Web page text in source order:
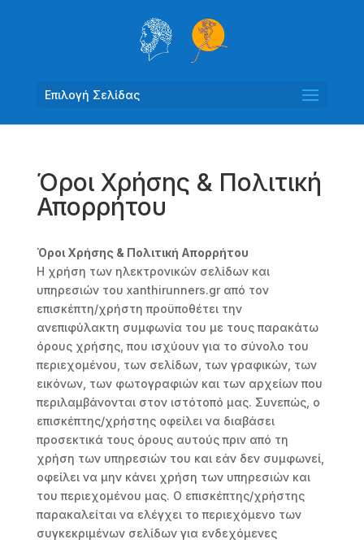
Επιλογή Σελίδας
Όροι Χρήσης & Πολιτική
Απορρήτου
Όροι Χρήσης & Πολιτική Απορρήτου
Η χρήση των ηλεκτρονικών σελίδων και
υπηρεσιών του xanthirunners.gr από τον
επισκέπτη/χρήστη προϋποθέτει την
ανεπιφύλακτη συμφωνία του με τους παρακάτω
όρους χρήσης, που ισχύουν για το σύνολο του
περιεχομένου, των σελίδων, των γραφικών, των
εικόνων, των φωτογραφιών και των αρχείων που
περιλαμβάνονται στον ιστότοπό μας. Συνεπώς, ο
επισκέπτης/χρήστης οφείλει να διαβάσει
προσεκτικά τους όρους αυτούς πριν από τη
χρήση των υπηρεσιών του και εάν δεν συμφωνεί,
οφείλει να μην κάνει χρήση των υπηρεσιών και
του περιεχομένου μας. Ο επισκέπτης/χρήστης
παρακαλείται να ελέγχει το περιεχόμενο των
συγκεκριμένων σελίδων για ενδεχόμενες